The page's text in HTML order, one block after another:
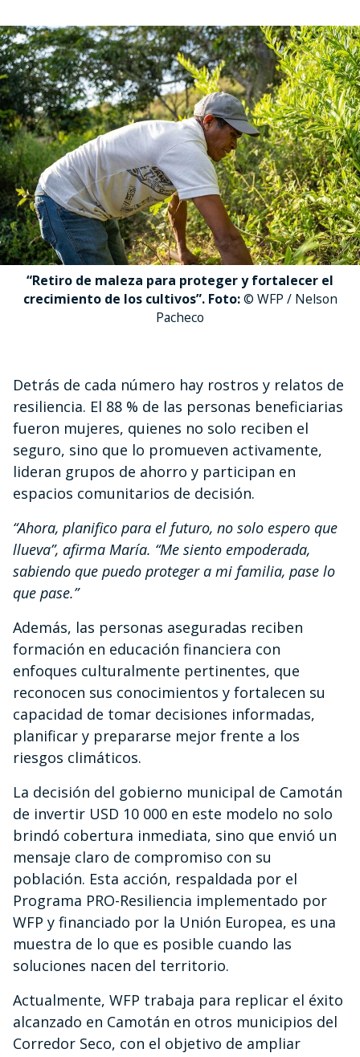
“Retiro de maleza para proteger y fortalecer el
crecimiento de los cultivos”. Foto:© WFP / Nelson
Pacheco
Detrás de cada número hay rostros y relatos de
resiliencia. El 88 % de las personas beneficiarias
fueron mujeres, quienes no solo reciben el
seguro, sino que lo promueven activamente,
lideran grupos de ahorro y participan en
espacios comunitarios de decisión.
“Ahora, planifico para el futuro, no solo espero que
llueva”, afirma María. “Me siento empoderada,
sabiendo que puedo proteger a mi familia, pase lo
que pase.”
Además, las personas aseguradas reciben
formación en educación financiera con
enfoques culturalmente pertinentes, que
reconocen sus conocimientos y fortalecen su
capacidad de tomar decisiones informadas,
planificar y prepararse mejor frente a los
riesgos climáticos.
La decisión del gobierno municipal de Camotán
de invertir USD 10 000 en este modelo no solo
brindó cobertura inmediata, sino que envió un
mensaje claro de compromiso con su
población. Esta acción, respaldada por el
Programa PRO-Resiliencia implementado por
WFP y financiado por la Unión Europea, es una
muestra de lo que es posible cuando las
soluciones nacen del territorio.
Actualmente, WFP trabaja para replicar el éxito
alcanzado en Camotán en otros municipios del
Corredor Seco, con el objetivo de ampliar